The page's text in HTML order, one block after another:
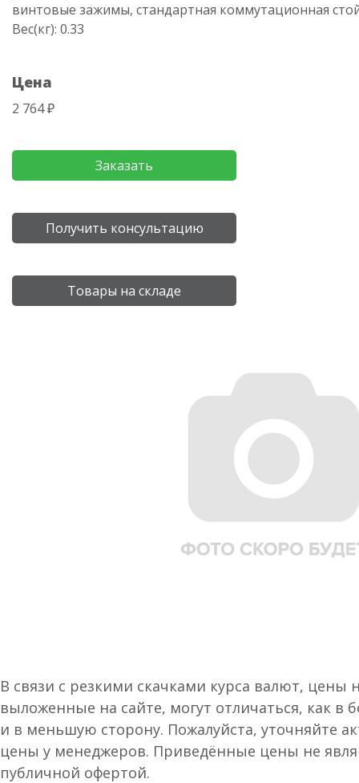
винтовые зажимы, стандартная коммутационная
Вес(кг): 0.33
Цена
2 764 ₽
Заказать
Получить консультацию
Товары на складе
В связи с резкими скачками курса валют, цены
выложенные на сайте, могут отличаться, как в
и в меньшую сторону. Пожалуйста, уточняйте
цены у менеджеров. Приведённые цены не
публичной офертой.